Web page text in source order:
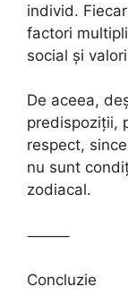
individ.
factori
social și
De aceea,
predispoziții,
respect,
nu sunt
zodiacal.
⸻
Concluzie